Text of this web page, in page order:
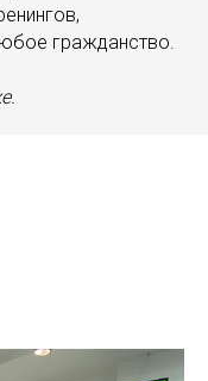
гражданство.